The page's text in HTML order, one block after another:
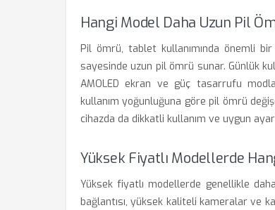
Hangi Model Daha Uzun Pil
Pil ömrü, tablet kullanımında önemli
sayesinde uzun pil ömrü sunar. Günlük
AMOLED ekran ve güç tasarrufu
kullanım yoğunluğuna göre pil ömrü
cihazda da dikkatli kullanım ve uygun
Yüksek Fiyatlı Modellerde
Yüksek fiyatlı modellerde genellikle
bağlantısı, yüksek kaliteli kameralar ve